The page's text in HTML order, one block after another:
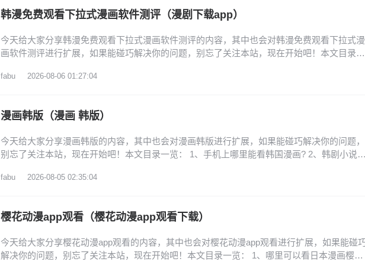
韩漫免费观看下拉式漫画软件测评（漫剧下载app）
今天给大家分享韩漫免费观看下拉式漫画软件测评的内容，其中也会对韩漫免费观看下拉式漫
画软件测评进行扩展，如果能碰巧解决你的问题，别忘了关注本站，现在开始吧！本文目录一
4、漫画免费韩漫app排行榜_韩漫免费漫画在线观看APP前十名推荐 5、免费看韩漫的漫画软件
fabu 2026-08-06 01:27:04
漫画韩版（漫画 韩版）
今天给大家分享漫画韩版的内容，其中也会对漫画韩版进行扩展，如果能碰巧解决你的问题，
别忘了关注本站，现在开始吧！本文目录一览： 1、手机上哪里能看韩国漫画? 2、韩剧小说漫
的契约未婚妻》确定动画化! 6、免费的韩国漫画网站求一个免费看韩漫的网页 手机上哪里能看
fabu 2026-08-05 02:35:04
樱花动漫app观看（樱花动漫app观看下载）
今天给大家分享樱花动漫app观看的内容，其中也会对樱花动漫app观看进行扩展，如果能碰
解决你的问题，别忘了关注本站，现在开始吧！本文目录一览： 1、哪里可以看日本漫画樱花